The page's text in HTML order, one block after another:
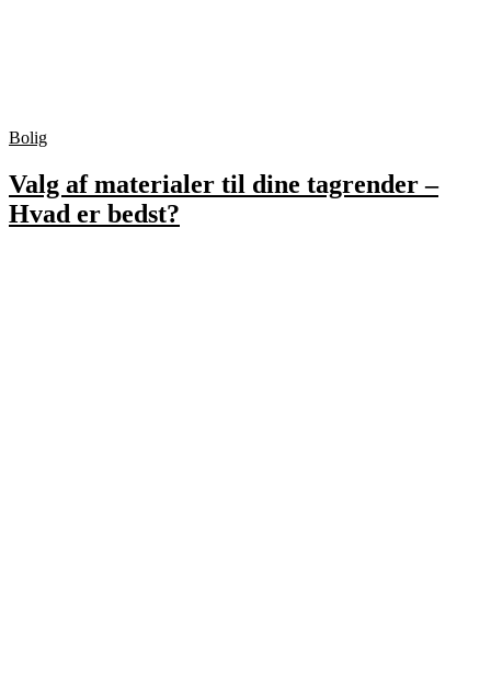
Bolig
Valg af materialer til dine tagrender –
Hvad er bedst?